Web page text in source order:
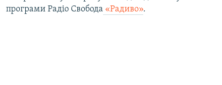
програми Радіо Свобода «Радиво».